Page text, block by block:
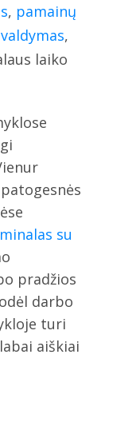
, pamainų
,
laiko
su
pradžios
darbo
turi
aiškiai